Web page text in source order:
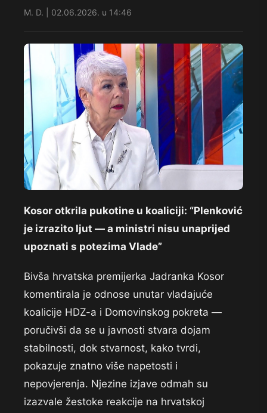
M. D. | 02.06.2026. u 14:46
Kosor otkrila pukotine u koaliciji: “Plenković
je izrazito ljut — a ministri nisu unaprijed
upoznati s potezima Vlade”
Bivša hrvatska premijerka Jadranka Kosor
komentirala je odnose unutar vladajuće
koalicije HDZ-a i Domovinskog pokreta —
poručivši da se u javnosti stvara dojam
stabilnosti, dok stvarnost, kako tvrdi,
pokazuje znatno više napetosti i
nepovjerenja. Njezine izjave odmah su
izazvale žestoke reakcije na hrvatskoj